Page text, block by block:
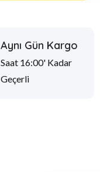
Aynı Gün Kargo
Saat 16:00' Kadar
Geçerli